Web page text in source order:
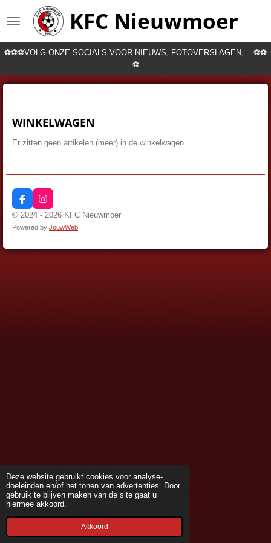
Deze website gebruikt cookies voor analyse-
doeleinden en/of het tonen van advertenties. Door
gebruik te blijven maken van de site gaat u
hiermee akkoord.
Akkoord
direct
de
KFC Nieuwmoer
⚽⚽⚽VOLG ONZE SOCIALS VOOR NIEUWS, FOTOVERSLAGEN, ...⚽⚽
⚽
WINKELWAGEN
Er zitten geen artikelen (meer) in de winkelwagen.
F
a
c
e
o
I
n
s
t
g
© 2024 - 2026 KFC Nieuwmoer
Powered by JouwWeb